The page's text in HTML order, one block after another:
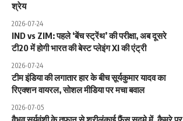
श्रेय
2026-07-24
IND vs ZIM: पहले ‘बेंच स्ट्रेंथ’ की परीक्षा, अब दूसरे
टी20 में होगी भारत की बेस्ट प्लेइंग XI की एंट्री
2026-07-24
टीम इंडिया की लगातार हार के बीच सूर्यकुमार यादव का
रिएक्शन वायरल, सोशल मीडिया पर मचा बवाल
2026-07-05